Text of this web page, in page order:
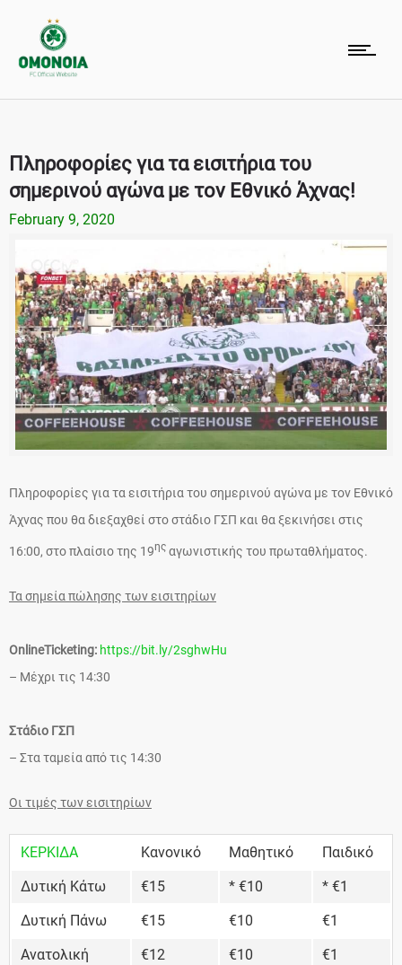
Πληροφορίες για τα εισιτήρια του
σημερινού αγώνα με τον Εθνικό Άχνας!
February 9, 2020
Πληροφορίες για τα εισιτήρια του σημερινού αγώνα με τον Εθνικό
Άχνας που θα διεξαχθεί στο στάδιο ΓΣΠ και θα ξεκινήσει στις
16:00, στο πλαίσιο της 19ης αγωνιστικής του πρωταθλήματος.
Τα σημεία πώλησης των εισιτηρίων
OnlineTicketing: https://bit.ly/2sghwHu
– Μέχρι τις 14:30
Στάδιο ΓΣΠ
– Στα ταμεία από τις 14:30
Οι τιμές των εισιτηρίων
ΚΕΡΚΙΔΑ Κανονικό Μαθητικό
Παιδικό
Δυτική Κάτω
€15 * €10
* €1
Δυτική Πάνω
€15 €10
€1
Ανατολική
€12 €10
€1